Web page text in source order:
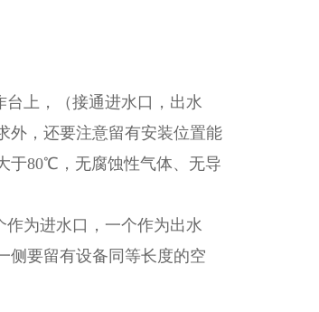
上，（接通进水口，出水
外，还要注意留有安装位置能
于80℃，无腐蚀性气体、无导
为进水口，一个作为出水
侧要留有设备同等长度的空